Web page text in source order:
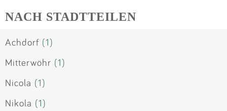
NACH STADTTEILEN
Achdorf (1)
Mitterwöhr (1)
Nicola (1)
Nikola (1)